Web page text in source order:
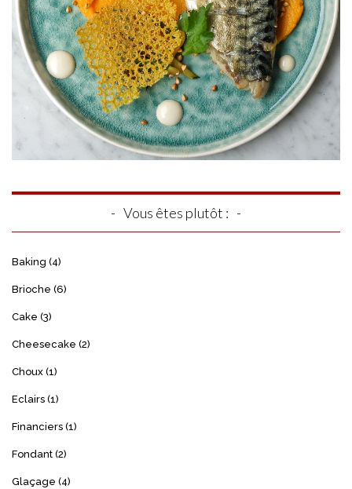
Vous êtes plutôt :
Baking (4)
Brioche (6)
Cake (3)
Cheesecake (2)
Choux (1)
Eclairs (1)
Financiers (1)
Fondant (2)
Glaçage (4)